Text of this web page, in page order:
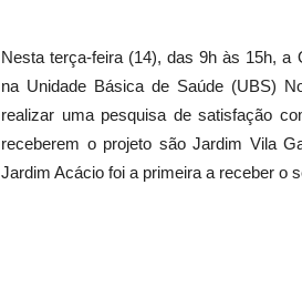
Nesta terça-feira (14), das 9h às 15h, a
na Unidade Básica de Saúde (UBS)
realizar uma pesquisa de satisfação
receberem o projeto são Jardim Vila
Jardim Acácio foi a primeira a receber o